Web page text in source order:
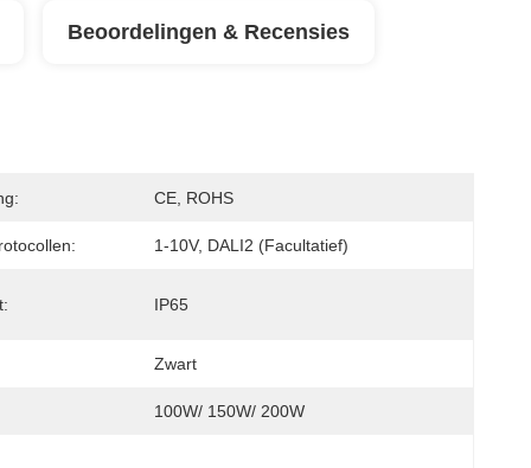
Beoordelingen & Recensies
CE, ROHS
1-10V, DALI2 (facultatief)
IP65
Zwart
100W/ 150W/ 200W